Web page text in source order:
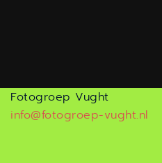
Fotogroep Vught
info@fotogroep-vught.nl